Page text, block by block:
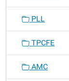
PLL
TPCFE
AMC